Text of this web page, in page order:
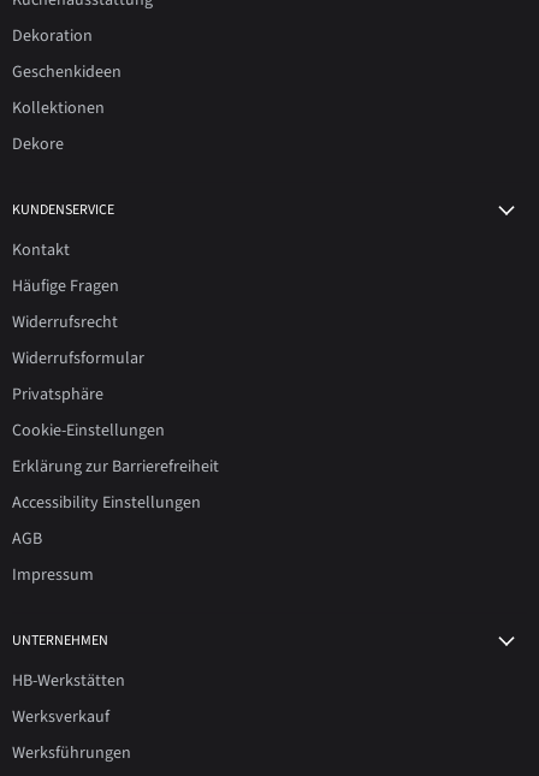
Dekoration
Geschenkideen
Kollektionen
Dekore
KUNDENSERVICE
Kontakt
Häufige Fragen
Widerrufsrecht
Widerrufsformular
Privatsphäre
Cookie-Einstellungen
Erklärung zur Barrierefreiheit
Accessibility Einstellungen
AGB
Impressum
UNTERNEHMEN
HB-Werkstätten
Werksverkauf
Werksführungen